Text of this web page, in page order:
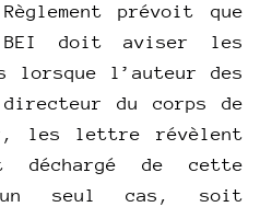
prévoit que
doit aviser les
lorsque l’auteur des
directeur du corps de
les lettre révèlent
déchargé de cette
un seul cas, soit